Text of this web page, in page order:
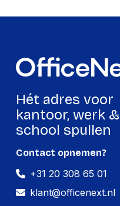
Ergonomie
Draaien
Draaibaar
kantel aanpassingen
Draaihoek
Logistieke gegevens
Land van herkomst
Hét adres voor
kantoor, werk &
school spullen
Contact opnemen?
+31 20 308 65 01
klant@officenext.nl